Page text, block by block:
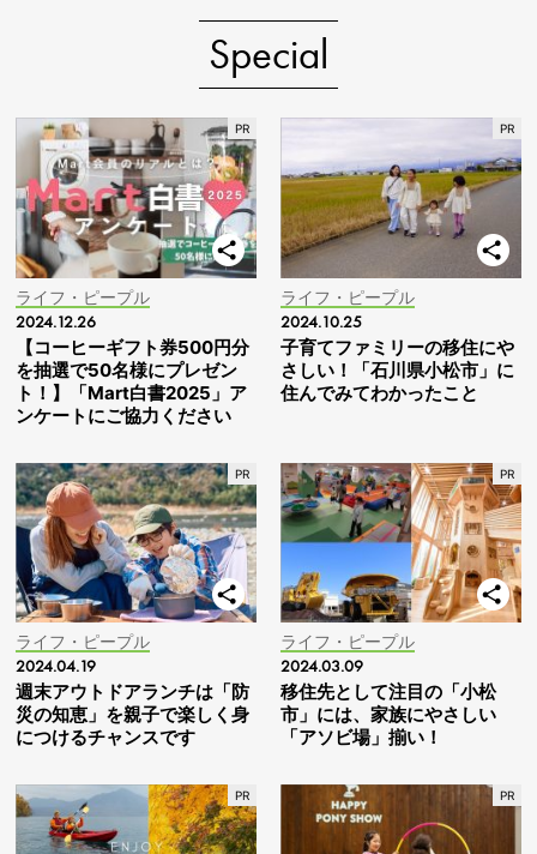
Special
ライフ・ピープル
2024.12.26
【コーヒーギフト券500円分
を抽選で50名様にプレゼン
ト！】「Mart白書2025」ア
ンケートにご協力ください
ライフ・ピープル
2024.10.25
子育てファミリーの移住にや
さしい！「石川県小松市」に
住んでみてわかったこと
ライフ・ピープル
2024.04.19
週末アウトドアランチは「防
災の知恵」を親子で楽しく身
につけるチャンスです
ライフ・ピープル
2024.03.09
移住先として注目の「小松
市」には、家族にやさしい
「アソビ場」揃い！